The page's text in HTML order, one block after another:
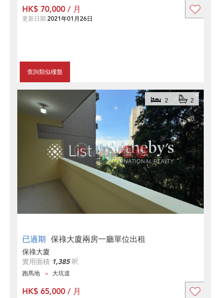
查詢類似樓盤
HK$ 70,000 / 月
更新日期 2021年01月26日
已過期 保祿大廈兩房一廳單位出租
2 2
保祿大廈
實用面積 1,385呎
跑馬地 大坑道
HK$ 65,000 / 月